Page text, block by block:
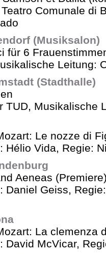
Comunale di
(Musiksalon)
für 6
Leitung:
(Stadthalle)
TUD, Musikalische
Le nozze di
Hélio Vida, Regie:
Aeneas
Daniel Geiss,
La clemenza
David McVicar,